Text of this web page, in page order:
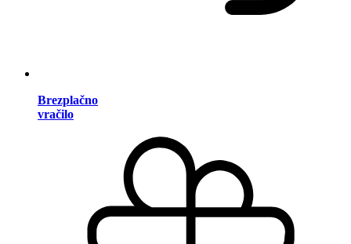
Brezplačno
vračilo